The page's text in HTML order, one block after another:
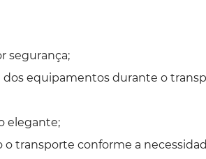
segurança;
equipamentos durante o
elegante;
transporte conforme a